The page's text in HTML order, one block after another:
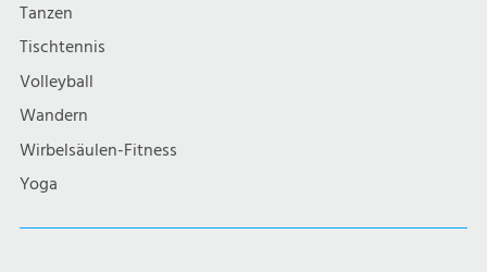
Tanzen
Tischtennis
Volleyball
Wandern
Wirbelsäulen-Fitness
Yoga